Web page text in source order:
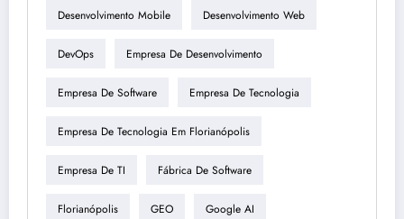
Desenvolvimento Mobile Desenvolvimento Web
DevOps Empresa De Desenvolvimento
Empresa De Software Empresa De Tecnologia
Empresa De Tecnologia Em Florianópolis
Empresa De TI Fábrica De Software
Florianópolis GEO Google AI